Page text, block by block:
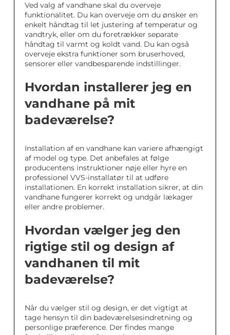
Ved valg af vandhane skal du overveje
funktionalitet. Du kan overveje om du ønsker en
enkelt håndtag til let justering af temperatur og
vandtryk, eller om du foretrækker separate
håndtag til varmt og koldt vand. Du kan også
overveje ekstra funktioner som bruserhoved,
sensorer eller vandbesparende indstillinger.
Hvordan installerer jeg en
vandhane på mit
badeværelse?
Installation af en vandhane kan variere afhængigt
af model og type. Det anbefales at følge
producentens instruktioner nøje eller hyre en
professionel VVS-installatør til at udføre
installationen. En korrekt installation sikrer, at din
vandhane fungerer korrekt og undgår lækager
eller andre problemer.
Hvordan vælger jeg den
rigtige stil og design af
vandhanen til mit
badeværelse?
Når du vælger stil og design, er det vigtigt at
tage hensyn til din badeværelsesindretning og
personlige præference. Der findes mange